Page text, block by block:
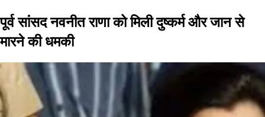
पूर्व सांसद नवनीत राणा को मिली दुष्कर्म और जान से
मारने की धमकी